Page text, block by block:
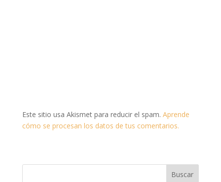
Este sitio usa Akismet para reducir el spam. Aprende
cómo se procesan los datos de tus comentarios.